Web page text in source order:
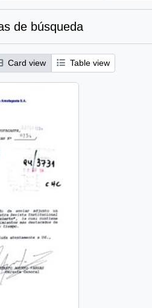
de búsqueda
Card view Table view